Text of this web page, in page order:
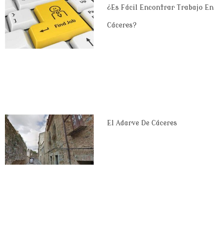
¿Es Fácil Encontrar Trabajo En
Cáceres?
El Adarve De Cáceres